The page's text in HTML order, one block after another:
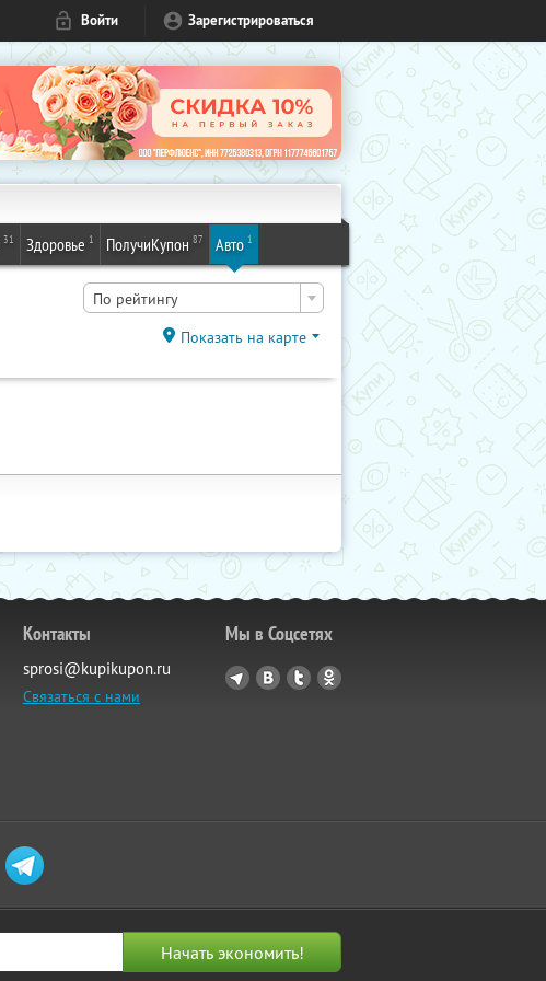
Войти Зарегистрироваться
31 Здоровье 1 ПолучиКупон 87 Авто 1
По рейтингу
Показать на карте
Контакты
sprosi@kupikupon.ru
Связаться с нами
Мы в Соцсетях